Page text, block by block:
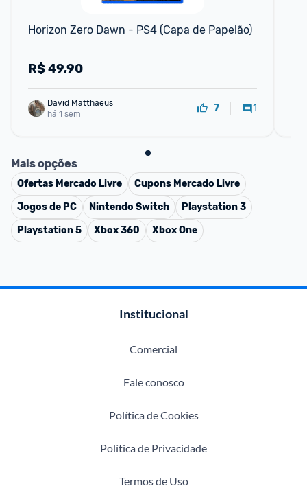
Horizon Zero Dawn - PS4 (Capa de Papelão)
R$49,90
há 1 sem
7 1
Mais opções
Ofertas Mercado Livre Cupons Mercado Livre
Jogos de PC
Nintendo Switch
Playstation 3
Playstation 5
Xbox 360 Xbox One
Institucional
Comercial
Fale conosco
Política de Cookies
Política de Privacidade
Termos de Uso